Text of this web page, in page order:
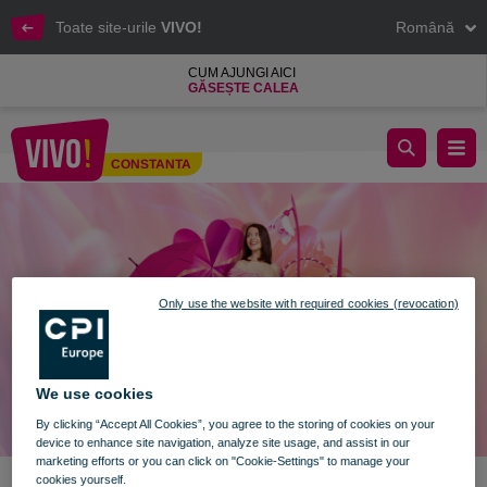
Toate site-urile VIVO! Română
CUM AJUNGI AICI
GĂSEȘTE CALEA
CONSTANTA
Lumea mărțișoarelor la VIVO!
We use cookies
By clicking “Accept All Cookies”, you agree to the storing of cookies on your
device to enhance site navigation, analyze site usage, and assist in our
marketing efforts or you can click on "Cookie-Settings" to manage your
cookies yourself.
Only use the website with required cookies (revocation)